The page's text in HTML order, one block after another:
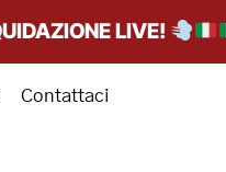
LIVE!
Contattaci